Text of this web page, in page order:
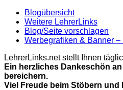
Blogübersicht
Weitere LehrerLinks
Blog/Seite vorschlagen
Werbegrafiken & Banner
LehrerLinks.net stellt Ihnen
Ein herzliches Dankeschön
bereichern.
Viel Freude beim Stöbern und